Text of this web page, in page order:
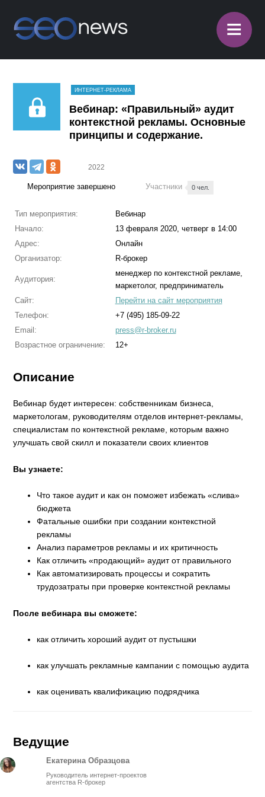
≡
ИНТЕРНЕТ-РЕКЛАМА
Вебинар: «Правильный» аудит
контекстной рекламы. Основные
принципы и содержание.
2022
Мероприятие завершено Участники 0 чел.
Тип мероприятия:
Вебинар
Начало:
13 февраля 2020, четверг в 14:00
Адрес:
Онлайн
Организатор:
R-брокер
Аудитория:
менеджер по контекстной рекламе,
маркетолог, предприниматель
Сайт:
Перейти на сайт мероприятия
Телефон:
+7 (495) 185-09-22
Email:
press@r-broker.ru
Возрастное ограничение:
12+
Описание
Вебинар будет интересен: собственникам бизнеса,
маркетологам, руководителям отделов интернет-рекламы,
специалистам по контекстной рекламе, которым важно
улучшать свой скилл и показатели своих клиентов
Вы узнаете:
Что такое аудит и как он поможет избежать «слива»
бюджета
Фатальные ошибки при создании контекстной
рекламы
Анализ параметров рекламы и их критичность
Как отличить «продающий» аудит от правильного
Как автоматизировать процессы и сократить
трудозатраты при проверке контекстной рекламы
После вебинара вы сможете:
как отличить хороший аудит от пустышки
как улучшать рекламные кампании с помощью аудита
как оценивать квалификацию подрядчика
Ведущие
Екатерина Образцова
Руководитель интернет-проектов
агентства R-брокер